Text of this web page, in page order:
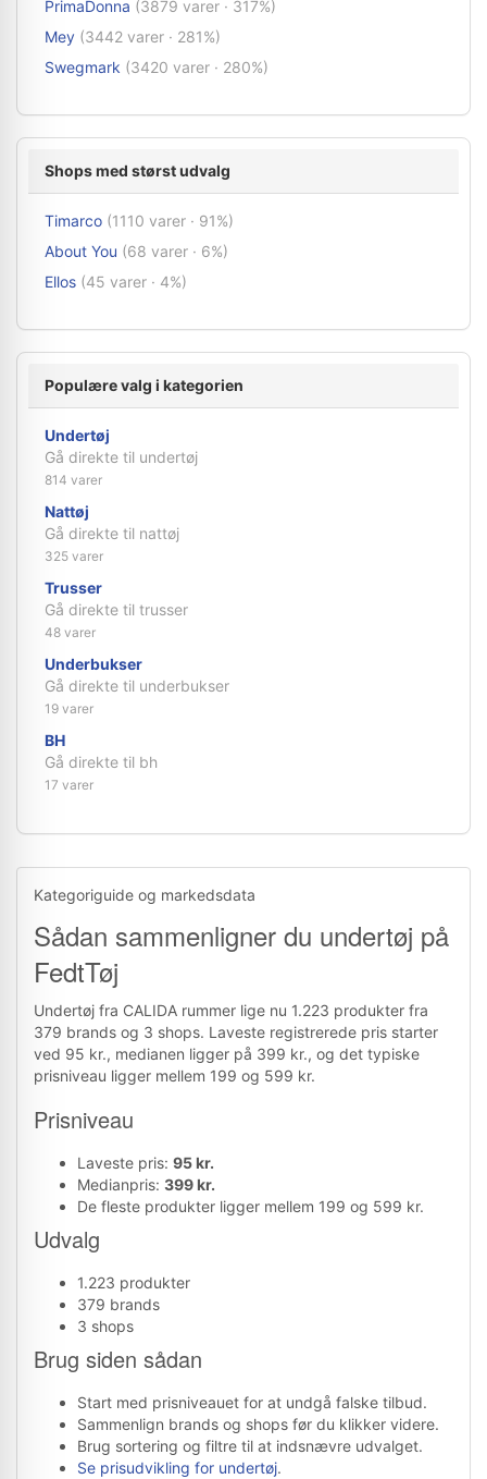
PrimaDonna (3879 varer · 317%)
Mey (3442 varer · 281%)
Swegmark (3420 varer · 280%)
Shops med størst udvalg
Timarco (1110 varer · 91%)
About You (68 varer · 6%)
Ellos (45 varer · 4%)
Populære valg i kategorien
Undertøj
Gå direkte til undertøj
814 varer
Nattøj
Gå direkte til nattøj
325 varer
Trusser
Gå direkte til trusser
48 varer
Underbukser
Gå direkte til underbukser
19 varer
BH
Gå direkte til bh
17 varer
Kategoriguide og markedsdata
Sådan sammenligner du undertøj på
FedtTøj
Undertøj fra CALIDA rummer lige nu 1.223 produkter fra
379 brands og 3 shops. Laveste registrerede pris starter
ved 95 kr., medianen ligger på 399 kr., og det typiske
prisniveau ligger mellem 199 og 599 kr.
Prisniveau
Laveste pris: 95 kr.
Medianpris: 399 kr.
De fleste produkter ligger mellem 199 og 599 kr.
Udvalg
1.223 produkter
379 brands
3 shops
Brug siden sådan
Start med prisniveauet for at undgå falske tilbud.
Sammenlign brands og shops før du klikker videre.
Brug sortering og filtre til at indsnævre udvalget.
Se prisudvikling for undertøj.